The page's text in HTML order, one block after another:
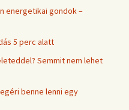
energetikai gondok –
5 perc alatt
Semmit nem lehet
benne lenni egy